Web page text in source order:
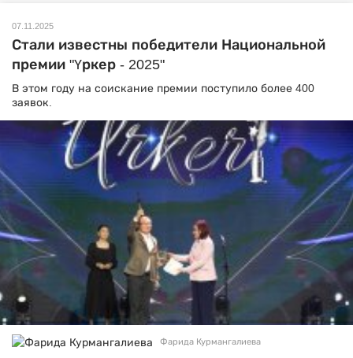
07.11.2025
Стали известны победители Национальной
премии "Үркер - 2025"
В этом году на соискание премии поступило более 400
заявок.
Фарида Курмангалиева